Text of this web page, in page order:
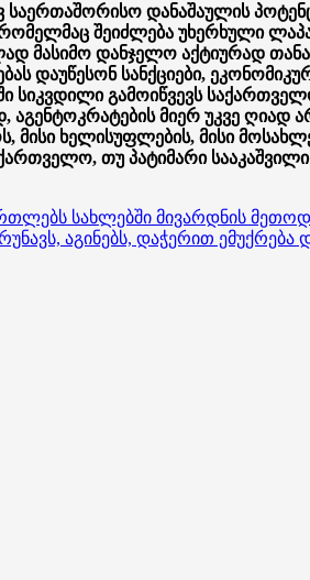
საერთაშორისო დანაშაულის
შეიძლება უხერხული
მასიმო დანჯელო აქტიურად
დაუწესონ სანქციები,
სიკვდილი გამოიწვევს
მიერ უკვე
ხელისუფლების, მისი
თუ პატიმარი
სახლებში მივარდნის
აგინებს, დაჭერით